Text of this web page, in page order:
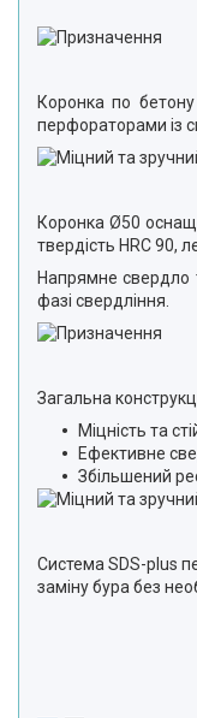
Коронка по
перфораторами із
Коронка Ø50
твердість HRC 90,
Напрямне свердло
фазі свердління.
Загальна
Міцність та
Ефективне
Збільшений
Система SDS-plus
заміну бура без